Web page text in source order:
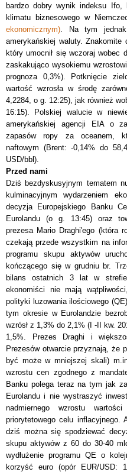
bardzo dobry wynik indeksu Ifo,
klimatu biznesowego w
ekonomicznym) . Na tym
amerykańskiej waluty. Znakomite
który umocnił się wczoraj wobec
zaskakująco wysokiemu
prognoza 0,3%). Potknięcie
wartość wzrosła w środę
4,2284, o g. 12:25), jak również
16:15). Polskiej walucie w
amerykańskiej agencji EIA o
zapasów ropy za oceanem,
naftowym (Brent: -0,14% do
USD/bbl).
Przed nami
Dziś bezdyskusyjnym tematem
kulminacyjnym wydarzeniem
decyzja Europejskiego Banku
Eurolandu (o g. 13:45) oraz
prezesa Mario Draghi'ego (która
czekają przede wszystkim na
programu skupu aktywów
kończącego się w grudniu br.
bilans ostatnich 3 lat w
ekonomiści nie mają
polityki luzowania ilościowego
tym okresie w Eurolandzie
wzrósł z 1,3% do 2,1% (I -II kw.
1,5%. Prezes Draghi i
Prezesów otwarcie przyznają, że
być może w mniejszej skali)
wzrostu cen zgodnego z
Banku polega teraz na tym jak
Eurolandu i nie wystraszyć
nadmiernego wzrostu
priorytetowego celu
dziś można się spodziewać
skupu aktywów z 60 do 30-40
wydłużenie programu QE o
korzyść euro (opór EUR/USD: